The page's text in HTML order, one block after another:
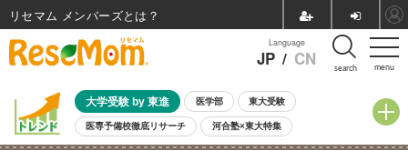
menu
Language
JP / CN search
大学受験 by 東進 医学部 東大受験
医専予備校徹底リサーチ 河合塾×東大特集
親子で考える大学選び 高校受験 中学受験 小学校受験
リセマム メンバーズ